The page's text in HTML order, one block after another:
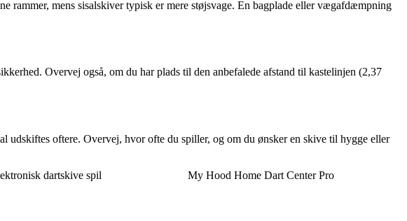
rammer, mens sisalskiver typisk er mere støjsvage. En bagplade eller vægafdæmpning
Overvej også, om du har plads til den anbefalede afstand til kastelinjen (2,37
udskiftes oftere. Overvej, hvor ofte du spiller, og om du ønsker en skive til hygge eller
dartskive spil My Hood Home Dart Center Pro